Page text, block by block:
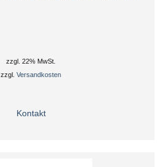
zzgl. 22% MwSt.
zzgl.Versandkosten
Kontakt